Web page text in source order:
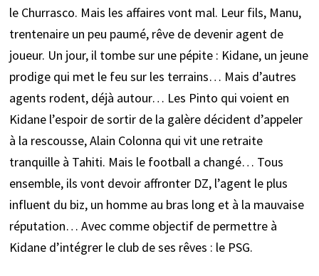
le Churrasco. Mais les affaires vont mal. Leur fils, Manu,
trentenaire un peu paumé, rêve de devenir agent de
joueur. Un jour, il tombe sur une pépite : Kidane, un jeune
prodige qui met le feu sur les terrains… Mais d’autres
agents rodent, déjà autour… Les Pinto qui voient en
Kidane l’espoir de sortir de la galère décident d’appeler
à la rescousse, Alain Colonna qui vit une retraite
tranquille à Tahiti. Mais le football a changé… Tous
ensemble, ils vont devoir affronter DZ, l’agent le plus
influent du biz, un homme au bras long et à la mauvaise
réputation… Avec comme objectif de permettre à
Kidane d’intégrer le club de ses rêves : le PSG.